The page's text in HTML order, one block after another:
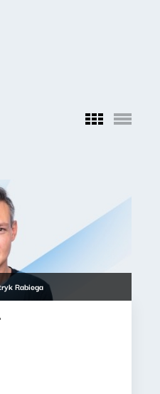
Rabiega